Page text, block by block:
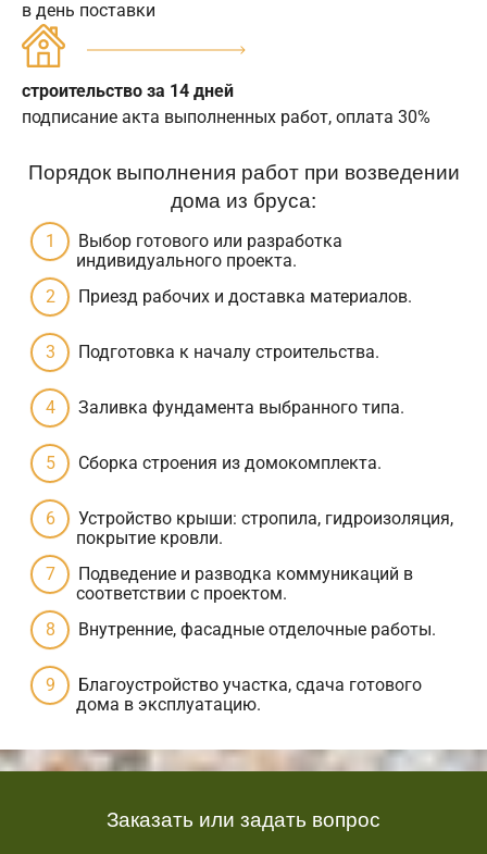
в день поставки
строительство за 14 дней
подписание акта выполненных работ, оплата 30%
Порядок выполнения работ при возведении
дома из бруса:
Выбор готового или разработка
индивидуального проекта.
Приезд рабочих и доставка материалов.
Подготовка к началу строительства.
Заливка фундамента выбранного типа.
Сборка строения из домокомплекта.
Устройство крыши: стропила, гидроизоляция,
покрытие кровли.
Подведение и разводка коммуникаций в
соответствии с проектом.
Внутренние, фасадные отделочные работы.
Благоустройство участка, сдача готового
дома в эксплуатацию.
Заказать или задать вопрос